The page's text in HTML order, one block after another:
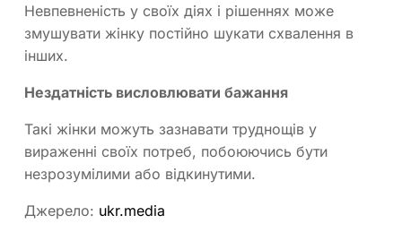
Невпевненість у своїх діях і рішеннях може
змушувати жінку постійно шукати схвалення в
інших.
Нездатність висловлювати бажання
Такі жінки можуть зазнавати труднощів у
вираженні своїх потреб, побоюючись бути
незрозумілими або відкинутими.
Джерело: ukr.media